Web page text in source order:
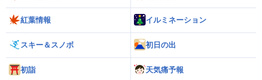
紅葉情報 イルミネーション
スキー＆スノボ 初日の出
初詣 天気痛予報